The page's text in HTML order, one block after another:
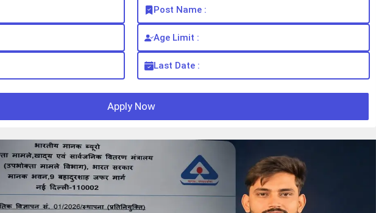
Post Name :
Age Limit :
Last Date :
Apply Now